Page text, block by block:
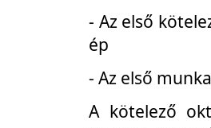
- Az első
ép
- Az első
A kötelező